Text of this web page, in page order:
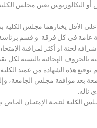
أو البكالوريوس يعين مجلس
الأقل يختارهما مجلس الكلية
عامة في كل فرقة او قسم
لجنة او أكثر لمراقبة الإمتحان
الهجائيه بالنسبة لكل
توقيع هذه الشهادة من عميد
بعد موافقة مجلس الجامعة،
ناله.
الكلية لنتيجة الإمتحان الخاص